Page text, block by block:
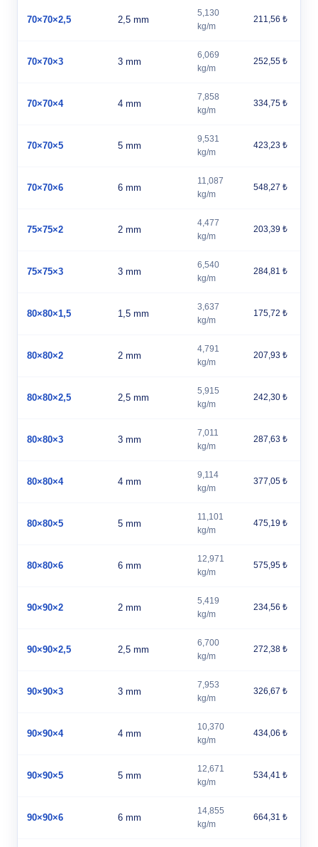
70×70×2,5 2,5 mm
5,130
kg/m
211,56 ₺
70×70×3 3 mm
6,069
kg/m
252,55 ₺
70×70×4 4 mm
7,858
kg/m
334,75 ₺
70×70×5 5 mm
9,531
kg/m
423,23 ₺
70×70×6 6 mm
11,087
kg/m
548,27 ₺
75×75×2 2 mm
4,477
kg/m
203,39 ₺
75×75×3 3 mm
6,540
kg/m
284,81 ₺
80×80×1,5 1,5 mm
3,637
kg/m
175,72 ₺
80×80×2 2 mm
4,791
kg/m
207,93 ₺
80×80×2,5 2,5 mm
5,915
kg/m
242,30 ₺
80×80×3 3 mm
7,011
kg/m
287,63 ₺
80×80×4 4 mm
9,114
kg/m
377,05 ₺
80×80×5 5 mm
11,101
kg/m
475,19 ₺
80×80×6 6 mm
12,971
kg/m
575,95 ₺
90×90×2 2 mm
5,419
kg/m
234,56 ₺
90×90×2,5 2,5 mm
6,700
kg/m
272,38 ₺
90×90×3 3 mm
7,953
kg/m
326,67 ₺
90×90×4 4 mm
10,370
kg/m
434,06 ₺
90×90×5 5 mm
12,671
kg/m
534,41 ₺
90×90×6 6 mm
14,855
kg/m
664,31 ₺